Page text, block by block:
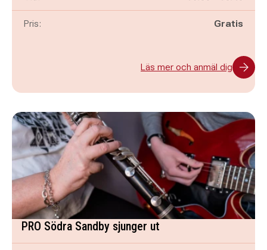
Pris: Gratis
Läs mer och anmäl dig
PRO Södra Sandby sjunger ut